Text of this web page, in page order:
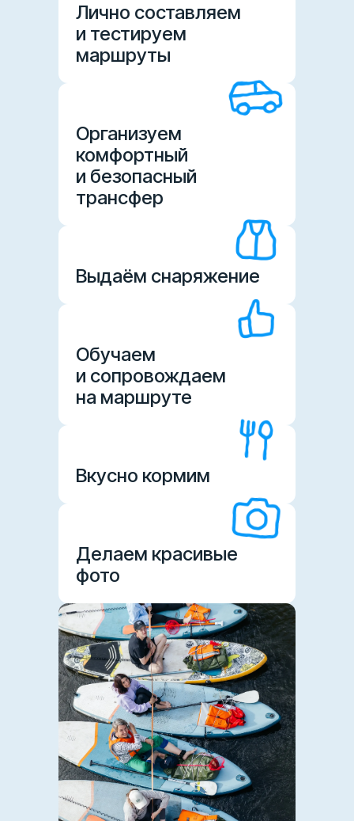
Лично составляем
и тестируем
маршруты
Организуем
комфортный
и безопасный
трансфер
Выдаём снаряжение
Обучаем
и сопровождаем
на маршруте
Вкусно кормим
Делаем красивые
фото